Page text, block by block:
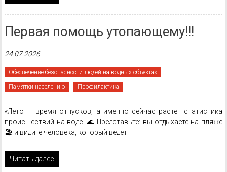
Первая помощь утопающему!!!
24.07.2026
Обеспечение безопасности людей на водных объектах
Памятки населению Профилактика
«Лето — время отпусков, а именно сейчас растет статистика
происшествий на воде. 🌊 Представьте: вы отдыхаете на пляже
🏖️ и видите человека, который ведет
Читать далее